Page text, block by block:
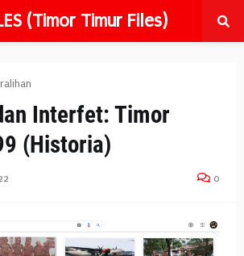
(Timor Timur Files)
Interfet: Timor
(Historia)
0